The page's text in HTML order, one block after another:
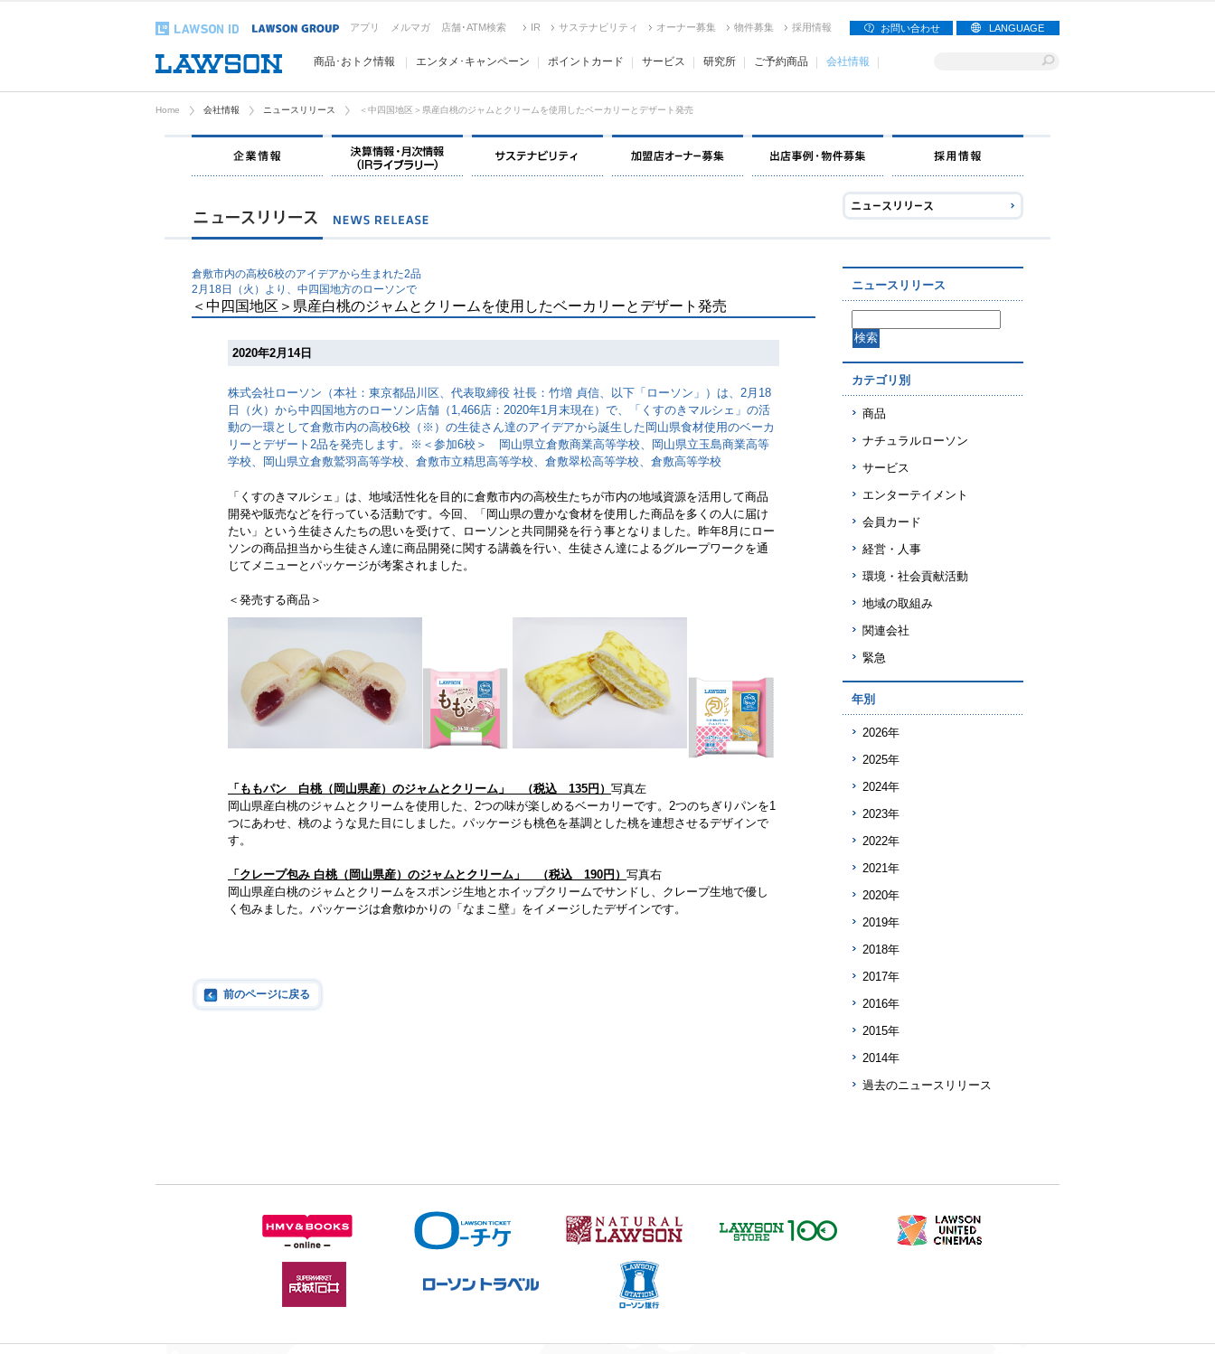
アプリ メルマガ 店舗･ATM検索 IR サステナビリティ オーナー募集 物件募集 採用情報 お問い合わせ LANGUAGE
商品･おトク情報 エンタメ･キャンペーン ポイントカード サービス 研究所 ご予約商品 会社情報
Home 会社情報 ニュースリリース ＜中四国地区＞県産白桃のジャムとクリームを使用したベーカリーとデザート発売
企業情報
倉敷市内の高校6校のアイデアから生まれた2品
2月18日（火）より、中四国地方のローソンで
＜中四国地区＞県産白桃のジャムとクリームを使用したベーカリーとデザート発売
2020年2月14日
株式会社ローソン（本社：東京都品川区、代表取締役 社長：竹増 貞信、以下「ローソン」）は、2月18
日（火）から中四国地方のローソン店舗（1,466店：2020年1月末現在）で、「くすのきマルシェ」の活
動の一環として倉敷市内の高校6校（※）の生徒さん達のアイデアから誕生した岡山県食材使用のベーカ
リーとデザート2品を発売します。※＜参加6校＞ 岡山県立倉敷商業高等学校、岡山県立玉島商業高等
学校、岡山県立倉敷鷲羽高等学校、倉敷市立精思高等学校、倉敷翠松高等学校、倉敷高等学校
「くすのきマルシェ」は、地域活性化を目的に倉敷市内の高校生たちが市内の地域資源を活用して商品
開発や販売などを行っている活動です。今回、「岡山県の豊かな食材を使用した商品を多くの人に届け
たい」という生徒さんたちの思いを受けて、ローソンと共同開発を行う事となりました。昨年8月にロー
ソンの商品担当から生徒さん達に商品開発に関する講義を行い、生徒さん達によるグループワークを通
じてメニューとパッケージが考案されました。
＜発売する商品＞
「ももパン 白桃（岡山県産）のジャムとクリーム」 （税込 135円） 写真左
岡山県産白桃のジャムとクリームを使用した、2つの味が楽しめるベーカリーです。2つのちぎりパンを1
つにあわせ、桃のような見た目にしました。パッケージも桃色を基調とした桃を連想させるデザインで
す。
「クレープ包み 白桃（岡山県産）のジャムとクリーム」 （税込 190円） 写真右
岡山県産白桃のジャムとクリームをスポンジ生地とホイップクリームでサンドし、クレープ生地で優し
く包みました。パッケージは倉敷ゆかりの「なまこ壁」をイメージしたデザインです。
前のページに戻る
ニュースリリース
カテゴリ別
商品
ナチュラルローソン
サービス
エンターテイメント
会員カード
経営・人事
環境・社会貢献活動
地域の取組み
関連会社
緊急
年別
2026年
2025年
2024年
2023年
2022年
2021年
2020年
2019年
2018年
2017年
2016年
2015年
2014年
過去のニュースリリース